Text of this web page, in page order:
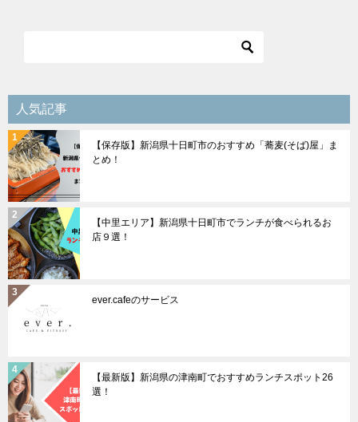
シ
ョ
ン
人気記事
【保存版】新潟県十日町市のおすすめ「蕎麦(そば)屋」ま
とめ！
【中里エリア】新潟県十日町市でランチが食べられるお
店９選！
ever.cafeのサービス
【最新版】新潟県の津南町でおすすめランチスポット26
選！